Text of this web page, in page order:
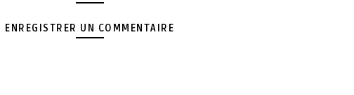
ENREGISTRER UN COMMENTAIRE